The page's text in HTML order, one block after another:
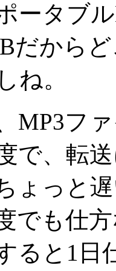
ータブ
だから
ね。
MP3フ
で、転
ょっと
でも仕
ると1日